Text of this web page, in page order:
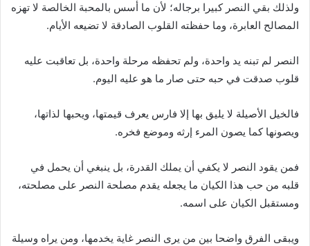
ولذلك بقي النصر كبيرا برجاله؛ لأن ما أسس بالمحبة الخالصة لا تهزه
المصالح العابرة، وما حفظته القلوب الصادقة لا تضيعه الأيام.
النصر لم تبنه يد واحدة، ولم تحفظه مرحلة واحدة، بل تعاقبت عليه
قلوب صدقت في حبه حتى صار ما هو عليه اليوم.
فالخيل الأصيلة لا يليق بها إلا فارس يعرف قيمتها، ويحبها لذاتها،
ويصونها كما يصون المرء إرثه وموضع فخره.
فمن يقود النصر لا يكفي أن يملك القدرة، بل ينبغي أن يحمل في
قلبه من حب هذا الكيان ما يجعله يقدم مصلحة النصر على مصلحته،
ومستقبل الكيان على اسمه.
ويبقى الفرق واضحا بين من يرى النصر غاية يخدمها، ومن يراه وسيلة